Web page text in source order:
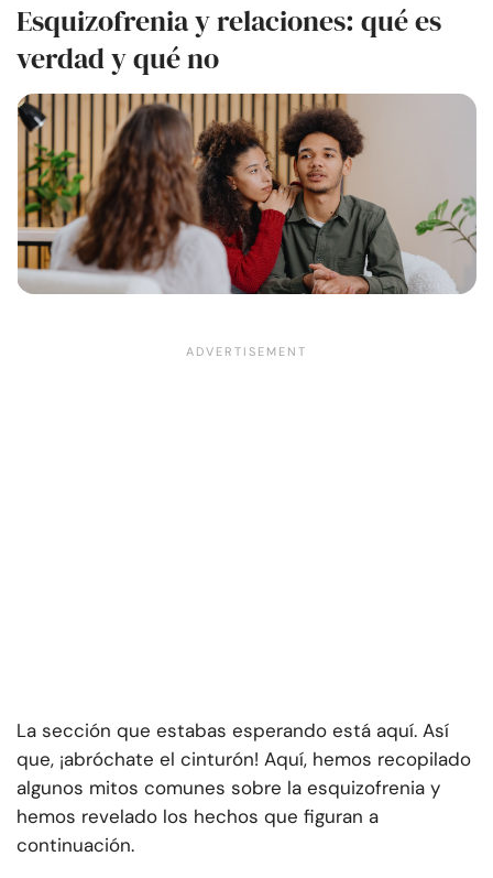
Esquizofrenia y relaciones: qué es
verdad y qué no
La sección que estabas esperando está aquí. Así
que, ¡abróchate el cinturón! Aquí, hemos recopilado
algunos mitos comunes sobre la esquizofrenia y
hemos revelado los hechos que figuran a
continuación.